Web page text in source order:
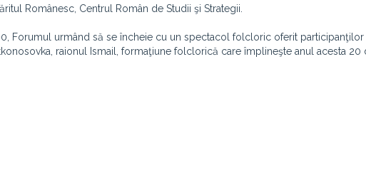
Românesc, Centrul Român de Studii şi Strategii.
Forumul urmând să se încheie cu un spectacol folcloric oferit
raionul Ismail, formaţiune folclorică care împlineşte anul acesta 20